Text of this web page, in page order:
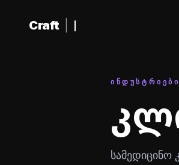
შინაარსზე გადასვლა
Craft
სამედიცინო